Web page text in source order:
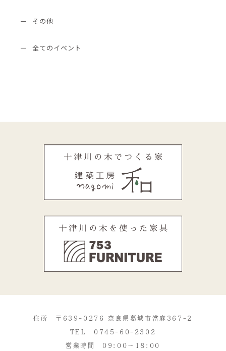
その他
全てのイベント
住所 〒639-0276 奈良県葛城市當麻367-2
TEL 0745-60-2302
営業時間 09:00～18:00